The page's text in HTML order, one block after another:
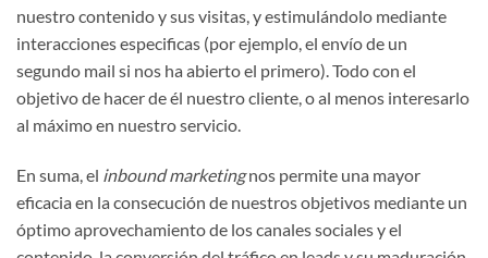
nuestro contenido y sus visitas, y estimulándolo mediante
interacciones especificas (por ejemplo, el envío de un
segundo mail si nos ha abierto el primero). Todo con el
objetivo de hacer de él nuestro cliente, o al menos interesarlo
al máximo en nuestro servicio.
En suma, el inbound marketingnos permite una mayor
eficacia en la consecución de nuestros objetivos mediante un
óptimo aprovechamiento de los canales sociales y el